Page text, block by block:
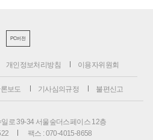
PC버전
개인정보처리방침 이용자위원회
보도 기사심의규정 불편신고
로 39-34 서울숲더스페이스 12층
팩스 : 070-4015-8658